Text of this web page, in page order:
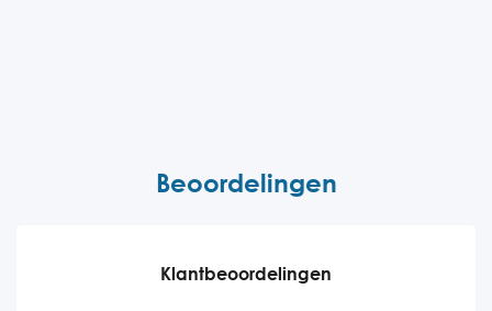
Beoordelingen
Klantbeoordelingen